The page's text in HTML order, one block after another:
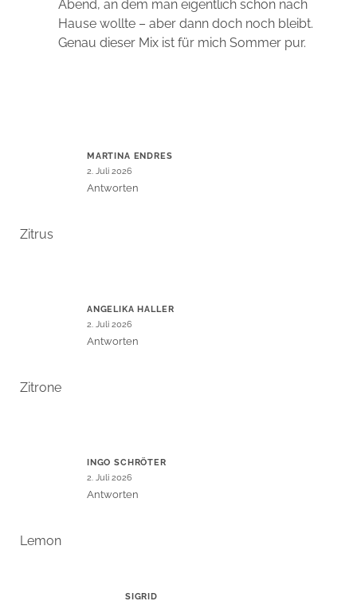
Abend, an dem man eigentlich schon nach
Hause wollte – aber dann doch noch bleibt.
Genau dieser Mix ist für mich Sommer pur.
MARTINA ENDRES
2. Juli 2026
Antworten
Zitrus
ANGELIKA HALLER
2. Juli 2026
Antworten
Zitrone
INGO SCHRÖTER
2. Juli 2026
Antworten
Lemon
SIGRID